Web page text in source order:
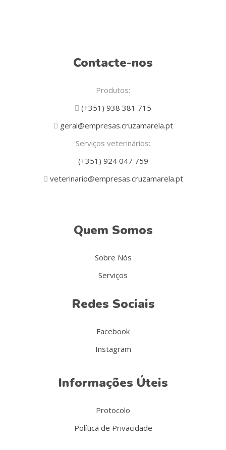
Contacte-nos
Produtos:
(+351) 938 381 715
geral@empresas.cruzamarela.pt
Serviços veterinários:
(+351) 924 047 759
veterinario@empresas.cruzamarela.pt
Quem Somos
Sobre Nós
Serviços
Redes Sociais
Facebook
Instagram
Informações Úteis
Protocolo
Política de Privacidade